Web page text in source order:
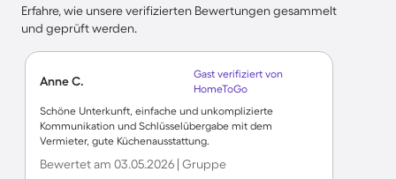
Erfahre, wie unsere verifizierten Bewertungen gesammelt
und geprüft werden.
Anne C.
Gast verifiziert von
HomeToGo
Schöne Unterkunft, einfache und unkomplizierte
Kommunikation und Schlüsselübergabe mit dem
Vermieter, gute Küchenausstattung.
Bewertet am 03.05.2026 | Gruppe